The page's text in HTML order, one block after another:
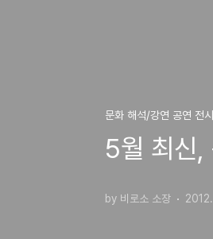
문화 해석/강연 공연 전
5월 최신,
by 비로소 소장